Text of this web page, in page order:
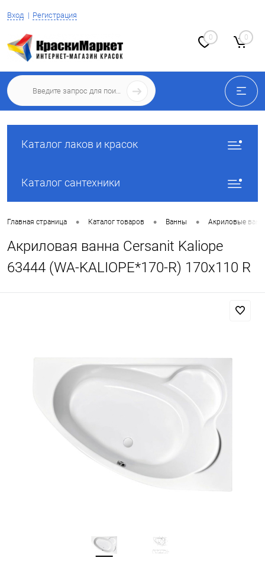
Вход Регистрация
0 0
Каталог лаков и красок
Каталог сантехники
Главная страница • Каталог товаров • Ванны • Акриловые
Акриловая ванна Cersanit Kaliope
63444 (WA-KALIOPE*170-R) 170x110 R